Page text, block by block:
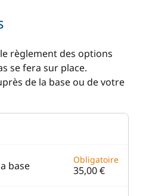
règlement des options
se fera sur place.
de la base ou de votre
base Obligatoire
35,00 €